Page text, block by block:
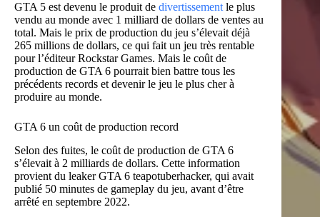
GTA 5 est devenu le produit de divertissement le plus
vendu au monde avec 1 milliard de dollars de ventes au
total. Mais le prix de production du jeu s’élevait déjà
265 millions de dollars, ce qui fait un jeu très rentable
pour l’éditeur Rockstar Games. Mais le coût de
production de GTA 6 pourrait bien battre tous les
précédents records et devenir le jeu le plus cher à
produire au monde.
GTA 6 un coût de production record
Selon des fuites, le coût de production de GTA 6
s’élevait à 2 milliards de dollars. Cette information
provient du leaker GTA 6 teapotuberhacker, qui avait
publié 50 minutes de gameplay du jeu, avant d’être
arrêté en septembre 2022.